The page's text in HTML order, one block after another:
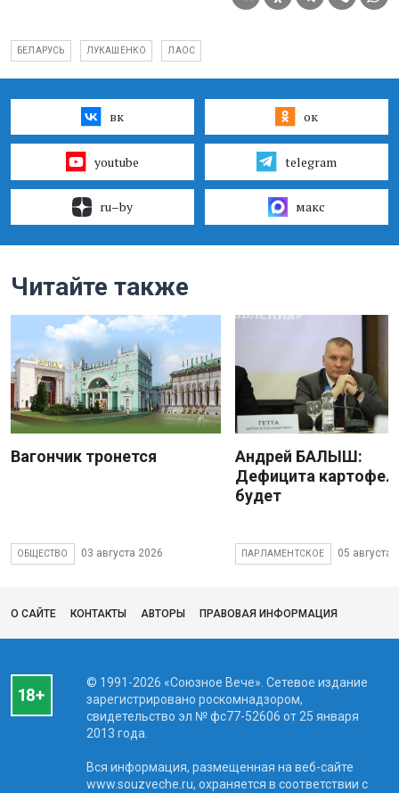
БЕЛАРУСЬ ЛУКАШЕНКО ЛАОС
вк ок
youtube telegram
ru–by макс
Читайте также
Вагончик тронется
ОБЩЕСТВО 03 августа 2026
Андрей БАЛЫШ:
Дефицита
будет
ПАРЛАМЕНТСКОЕ 05 августа
О САЙТЕ КОНТАКТЫ АВТОРЫ ПРАВОВАЯ ИНФОРМАЦИЯ
© 1991-2026 «Союзное Вече». Сетевое издание
зарегистрировано роскомнадзором,
свидетельство эл № фc77-52606 от 25 января
2013 года.
Вся информация, размещенная на веб-сайте
www.souzveche.ru, охраняется в соответствии с